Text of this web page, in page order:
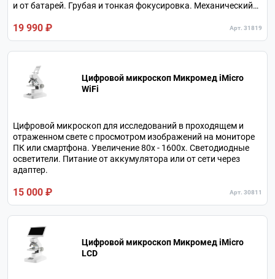
и от батарей. Грубая и тонкая фокусировка. Механический
окуляра.
19 990 ₽ Арт. 31819
Цифровой микроскоп Микромед iMicro
WiFi
Цифровой микроскоп для исследований в проходящем и
отраженном свете с просмотром изображений на мониторе
ПК или смартфона. Увеличение 80х - 1600х. Светодиодные
осветители. Питание от аккумулятора или от сети через
адаптер.
15 000 ₽ Арт. 30811
Цифровой микроскоп Микромед iMicro
LCD